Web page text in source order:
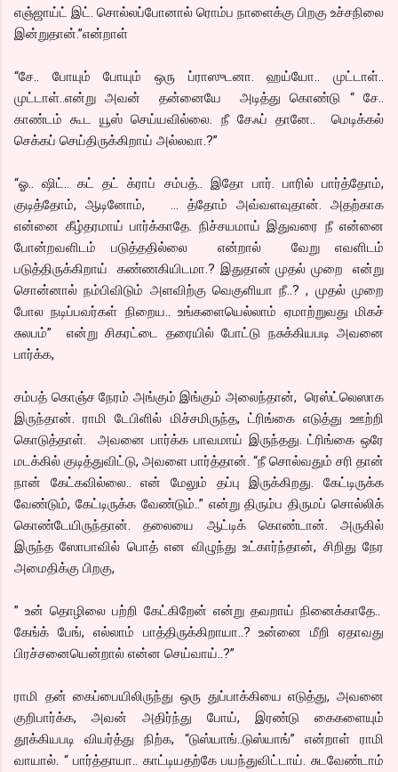
எஞ்ஜாய்ட் இட். சொல்லப்போனால் ரொம்ப நாளைக்கு பிறகு உச்சநிலை
இன்றுதான்.”என்றாள்
“சே.. போயும் போயும் ஒரு ப்ராஸுடனா. ஹய்யோ.. முட்டாள்..
முட்டாள்..என்று அவன் தன்னையே அடித்து கொண்டு “ சே..
காண்டம் கூட யூஸ் செய்யவில்லை. நீ சேஃப் தானே.. மெடிக்கல்
செக்கப் செய்திருக்கிறாய் அல்லவா.?”
“ஓ.. ஷிட்.. கட் தட் க்ராப் சம்பத்.. இதோ பார். பாரில் பார்த்தோம்,
குடித்தோம், ஆடினோம், … த்தோம் அவ்வளவுதான். அதற்காக
என்னை கீழ்தரமாய் பார்க்காதே. நிச்சயமாய் இதுவரை நீ என்னை
போன்றவளிடம் படுத்ததில்லை என்றால் வேறு எவளிடம்
படுத்திருக்கிறாய் கண்ணகியிடமா.? இதுதான் முதல் முறை என்று
சொன்னால் நம்பிவிடும் அளவிற்கு வெகுளியா நீ..? , முதல் முறை
போல நடிப்பவர்கள் நிறைய.. உங்களையெல்லாம் ஏமாற்றுவது மிகச்
சுலபம்” என்று சிகரட்டை தரையில் போட்டு நசுக்கியபடி அவனை
பார்க்க,
சம்பத் கொஞ்ச நேரம் அங்கும் இங்கும் அலைந்தான், ரெஸ்ட்லெஸாக
இருந்தான். ராமி டேபிளில் மிச்சமிருந்த, ட்ரிங்கை எடுத்து ஊற்றி
கொடுத்தாள். அவனை பார்க்க பாவமாய் இருந்தது. ட்ரிங்கை ஒரே
மடக்கில் குடித்துவிட்டு, அவளை பார்த்தான். “நீ சொல்வதும் சரி தான்
நான் கேட்கவில்லை.. என் மேலும் தப்பு இருக்கிறது. கேட்டிருக்க
வேண்டும், கேட்டிருக்க வேண்டும்..” என்று திரும்ப திருமப் சொல்லிக்
கொண்டேயிருந்தான். தலையை ஆட்டிக் கொண்டான். அருகில்
இருந்த ஸோபாவில் பொத் என விழுந்து உட்கார்ந்தான், சிறிது நேர
அமைதிக்கு பிறகு,
” உன் தொழிலை பற்றி கேட்கிறேன் என்று தவறாய் நினைக்காதே..
கேங்க் பேங், எல்லாம் பாத்திருக்கிறாயா..? உன்னை மீறி ஏதாவது
பிரச்சனையென்றால் என்ன செய்வாய்..?”
ராமி தன் கைப்பையிலிருந்து ஒரு துப்பாக்கியை எடுத்து, அவனை
குறிபார்க்க, அவன் அதிர்ந்து போய், இரண்டு கைகளையும்
தூக்கியபடி வியர்த்து நிற்க, “டுஸ்யாங்..டுஸ்யாங்” என்றாள் ராமி
வாயால். “ பார்த்தாயா.. காட்டியதற்கே பயந்துவிட்டாய். சுடவேண்டாம்